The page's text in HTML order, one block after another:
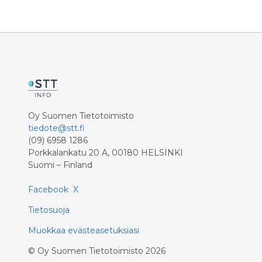
Oy Suomen Tietotoimisto
tiedote@stt.fi
(09) 6958 1286
Porkkalankatu 20 A, 00180 HELSINKI
Suomi – Finland
Facebook X
Tietosuoja
Muokkaa evästeasetuksiasi
© Oy Suomen Tietotoimisto 2026